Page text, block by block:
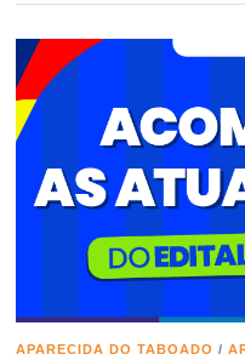
APARECIDA DO TABOADO /